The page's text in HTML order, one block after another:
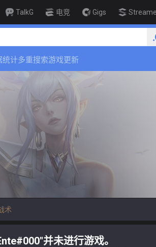
TalkG 电竞 Gigs
🏆 Rank Up in 3 Days!
统计多重搜索游戏更新
术
并未进行游戏。